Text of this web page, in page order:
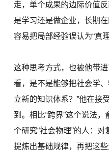
走，单个成果的边际价值
是学习还是做企业，长期
容易把局部经验误认为“真
这种思考方式，也被他带
看，是不是能够把社会学
立新的知识体系？”他在接
到。相比“跨界”这个说法
个研究“社会物理”的人：对
提炼出基础规律，再把这